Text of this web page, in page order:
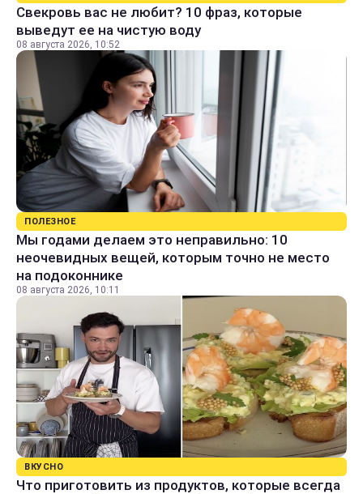
Свекровь вас не любит? 10 фраз, которые
выведут ее на чистую воду
08 августа 2026, 10:52
ПОЛЕЗНОЕ
Мы годами делаем это неправильно: 10
неочевидных вещей, которым точно не место
на подоконнике
08 августа 2026, 10:11
ВКУСНО
Что приготовить из продуктов, которые всегда